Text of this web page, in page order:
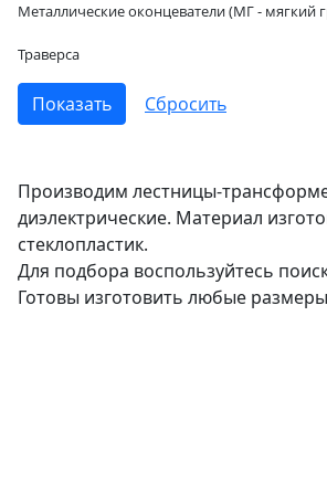
Металлические оконцеватели (МГ - мягкий
Траверса
Производим лестницы-
диэлектрические. Материал
стеклопластик.
Для подбора воспользуйтесь
Готовы изготовить любые